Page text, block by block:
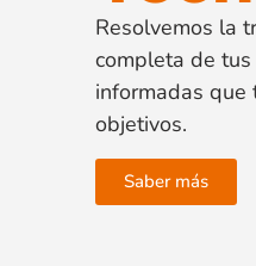
Resolvemos la
completa de
informadas que
objetivos.
Saber más